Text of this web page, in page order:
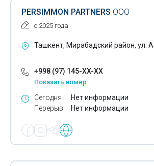
Электроды
Электроинструменты
Автоматические анализаторы
Анализаторы мочи
Иммуноферментные анализаторы
Микроскопы
Контрольно-измерительные приборы
Счетчики электроэнергии
PERSIMMON PARTNERS ООО
с 2025 года
Ташкент, Мирабадский район, ул.
+998 (97) 145-XX-XX
Показать номер
Сегодня
Перерыв
Нет информации
Нет информации